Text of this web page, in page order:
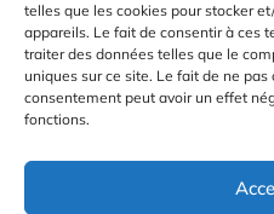
telles que les cookies pour stocker
appareils. Le fait de consentir à ces
traiter des données telles que le
uniques sur ce site. Le fait de ne
consentement peut avoir un effet
fonctions.
Gestion